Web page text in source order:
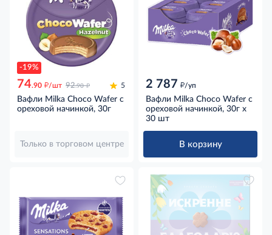
-19%
74.90 д/шт 92.90 д 5
Вафли Milka Choco Wafer с
ореховой начинкой, 30г
Только в торговом центре
2 787 д/уп
Вафли Milka Choco Wafer с
ореховой начинкой, 30г x
30 шт
В корзину